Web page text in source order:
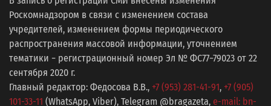
Роскомнадзором в связи с изменением состава
учредителей, изменением формы периодического
распространения массовой информации, уточнением
тематики − регистрационный номер Эл № ФС77−79023 от 22
сентября 2020 г.
Главный редактор: Федосова В.В., +7 (953) 281-41-91, +7 (905)
101-33-11 (WhatsApp, Viber), Telegram @bragazeta, e-mail: bn-